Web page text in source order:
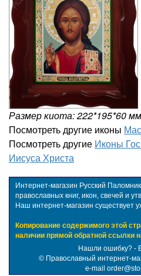
Размер киота: 222*195*60 мм
Посмотреть другие иконы
Посмотреть другие Иконы
Иисуса Христа
Интернет-магазин Русский
православных книг, икон, свечей и
Наш интернет-магазин существует
Копирование содержимого этой
наличии прямой обратной ссылки
Нашли ошибку? -
© Православный интернет-
e-mail